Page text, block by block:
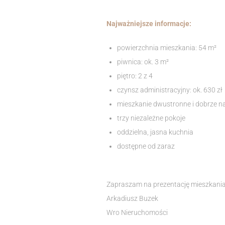
Najważniejsze informacje:
powierzchnia mieszkania: 54 m²
piwnica: ok. 3 m²
piętro: 2 z 4
czynsz administracyjny: ok. 630 zł
mieszkanie dwustronne i dobrze
trzy niezależne pokoje
oddzielna, jasna kuchnia
dostępne od zaraz
Zapraszam na prezentację
Arkadiusz Buzek
Wro Nieruchomości